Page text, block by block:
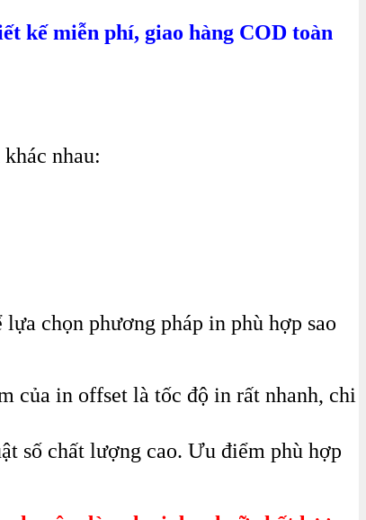
kế miễn phí, giao hàng COD toàn
nhau:
lựa chọn phương pháp in phù hợp sao
của in offset là tốc độ in rất nhanh, chi
số chất lượng cao. Ưu điểm phù hợp